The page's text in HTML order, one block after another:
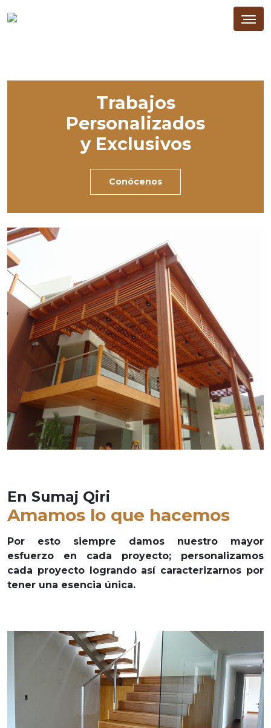
Trabajos
Personalizados
y Exclusivos
Conócenos
En Sumaj Qiri
Amamos lo que hacemos
Por esto siempre damos nuestro mayor
esfuerzo en cada proyecto; personalizamos
cada proyecto logrando así caracterizarnos por
tener una esencia única.